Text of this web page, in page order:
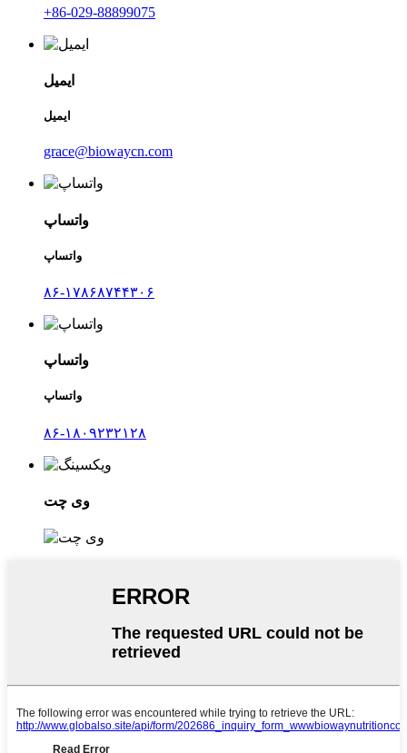
‎+86-029-88899075‎
ایمیل
ایمیل
grace@biowaycn.com
واتساپ
واتساپ
۸۶-۱۷۸۶۸۷۴۴۳۰۶
واتساپ
واتساپ
۸۶-۱۸۰۹۲۳۲۱۲۸
وی چت